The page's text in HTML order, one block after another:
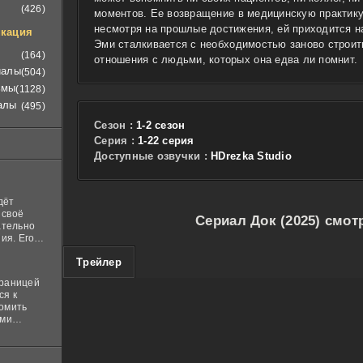
моментов. Ее возвращение в медицинскую
несмотря на прошлые достижения, ей приходится
Эми сталкивается с необходимостью заново
отношения с людьми, которых она едва ли помнит.
Сезон : 1-2 сезон
Cерия : 1-22 серия
Доступные озвучки : HDrezka Studio
Сериал Док (2025)
Трейлер
(426)
(164)
(504)
(1128)
(495)
Его
в
к